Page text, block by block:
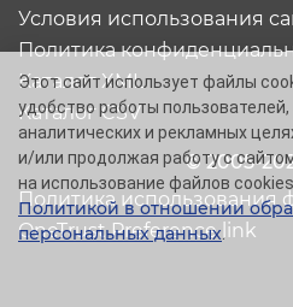
© 2005-
Условия использования
Политика
Каталог XML
Каталог CSV
Политика использования
OneTrust Preference link
Этот сайт использует файлы
удобство работы пользователей,
аналитических и рекламных
и/или продолжая работу с
на использование файлов
Политикой в отношении
персональных данных.